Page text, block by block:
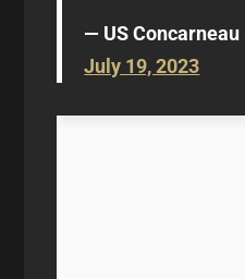
— US Concarneau
July 19, 2023